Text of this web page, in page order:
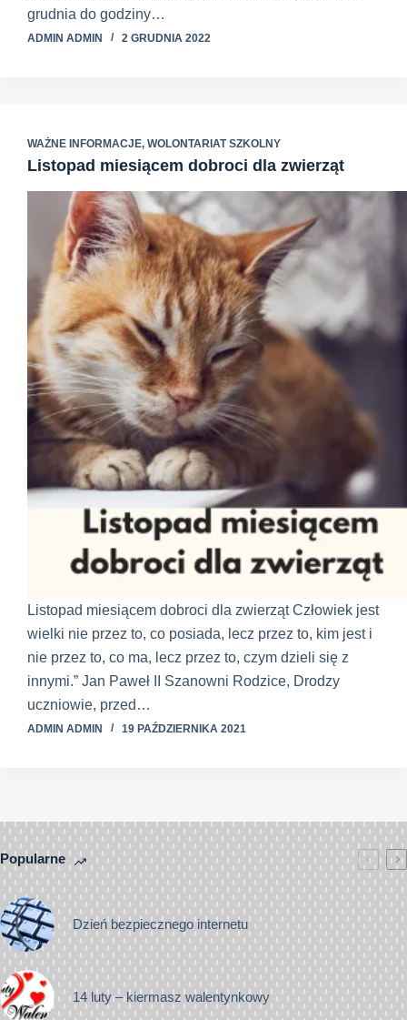
grudnia do godziny…
ADMIN ADMIN 2 GRUDNIA 2022
WAŻNE INFORMACJE, WOLONTARIAT SZKOLNY
Listopad miesiącem dobroci dla zwierząt
Listopad miesiącem dobroci dla zwierząt Człowiek jest
wielki nie przez to, co posiada, lecz przez to, kim jest i
nie przez to, co ma, lecz przez to, czym dzieli się z
innymi.” Jan Paweł II Szanowni Rodzice, Drodzy
uczniowie, przed…
ADMIN ADMIN 19 PAŹDZIERNIKA 2021
Popularne
Dzień bezpiecznego internetu
14 luty – kiermasz walentynkowy